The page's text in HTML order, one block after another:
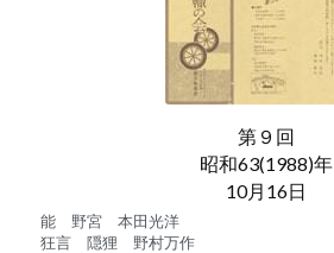
第９回
昭和63(1988)年
10月16日
能　野宮　本田光洋
狂言　隠狸　野村万作